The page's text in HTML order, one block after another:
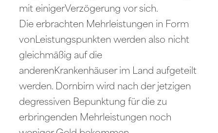
mit einigerVerzögerung vor sich.
Die erbrachten Mehrleistungen in Form
vonLeistungspunkten werden also nicht
gleichmäßig auf die
anderenKrankenhäuser im Land aufgeteilt
werden. Dornbirn wird nach der jetzigen
degressiven Bepunktung für die zu
erbringenden Mehrleistungen noch